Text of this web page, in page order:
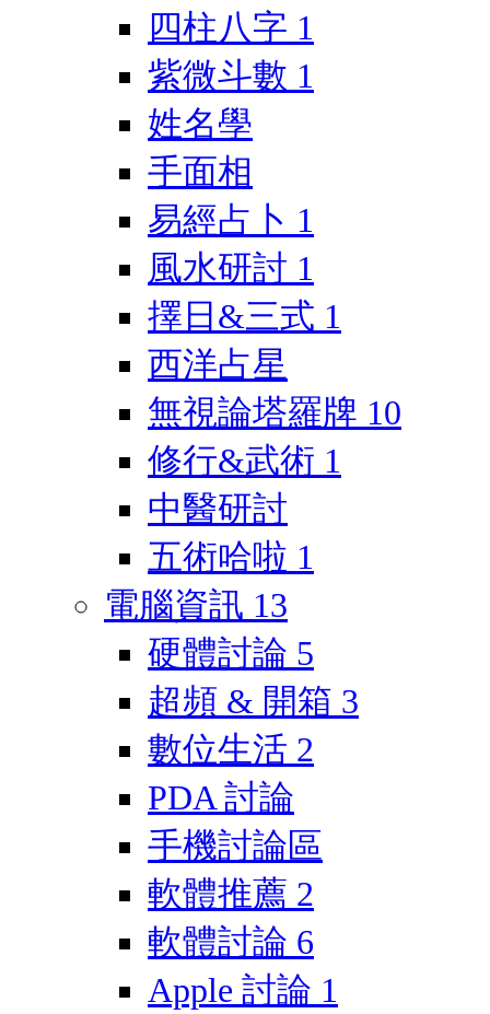
四柱八字 1
紫微斗數 1
姓名學
手面相
易經占卜 1
風水研討 1
擇日&三式 1
西洋占星
無視論塔羅牌 10
修行&武術 1
中醫研討
五術哈啦 1
電腦資訊 13
硬體討論 5
超頻 & 開箱 3
數位生活 2
PDA 討論
手機討論區
軟體推薦 2
軟體討論 6
Apple 討論 1